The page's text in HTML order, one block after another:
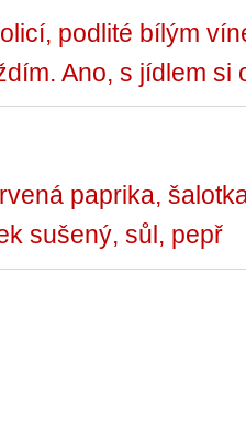
podlité bílým
Ano, s jídlem si
paprika,
sušený, sůl, pepř